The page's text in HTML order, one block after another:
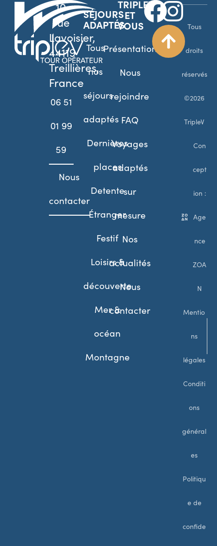
10
rue
Lavoisier,
44119
Treillières,
France
06 51
01 99
59
Nous
contacter
SÉJOURS
ADAPTÉS
Tous
nos
séjours
adaptés
Dernières
places
Detente
Étranger
Festif
Loisirs &
découverte
Mer &
océan
Montagne
TRIPLEV
ET
VOUS
Présentation
Nous
rejoindre
FAQ
Voyages
adaptés
sur
mesure
Nos
actualités
Nous
contacter
Tous
droits
réservés
©2026
TripleV
Con
cept
ion :
Age
nce
ZOA
N
Mentio
ns
légales
Conditi
ons
général
es
Politiqu
e de
confide